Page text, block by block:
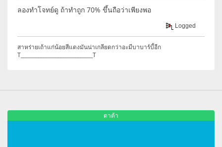
ลองทำโจทย์ดู ถ้าทำถูก 70% ขึ้นถือว่าเพียงพอ
Logged
สาหร่ายเถ้าแก่น้อยสีแดงมันน่าเกลียดกว่าอะมีบาบาร์บี้อีก
T_____________________________T
ตาต้า